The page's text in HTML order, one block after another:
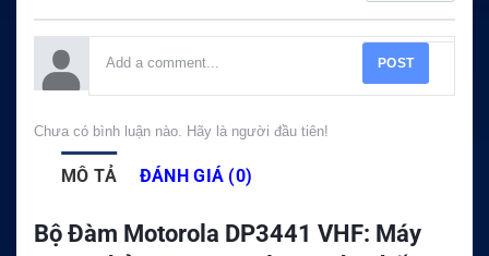
POST
Chưa có bình luận nào. Hãy là người đầu tiên!
MÔ TẢ ĐÁNH GIÁ (0)
Bộ Đàm Motorola DP3441 VHF: Máy